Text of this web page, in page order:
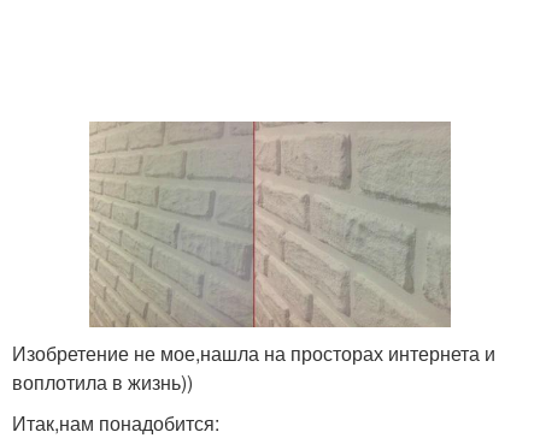
Изобретение не мое,нашла на просторах интернета и
воплотила в жизнь))
Итак,нам понадобится: